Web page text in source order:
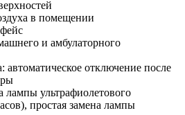
в помещении
и амбулаторного
отключение после
лампы ультрафиолетового
простая замена лампы